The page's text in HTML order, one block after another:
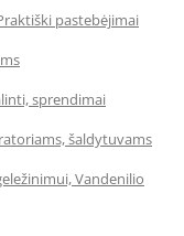
pastebėjimai
sprendimai
šaldytuvams
Vandenilio